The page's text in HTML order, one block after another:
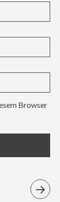
Browser